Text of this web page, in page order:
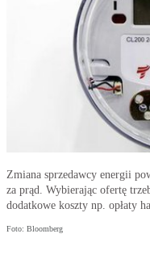
Zmiana sprzedawcy energii
za prąd. Wybierając ofertę
dodatkowe koszty np. opłaty
Foto: Bloomberg